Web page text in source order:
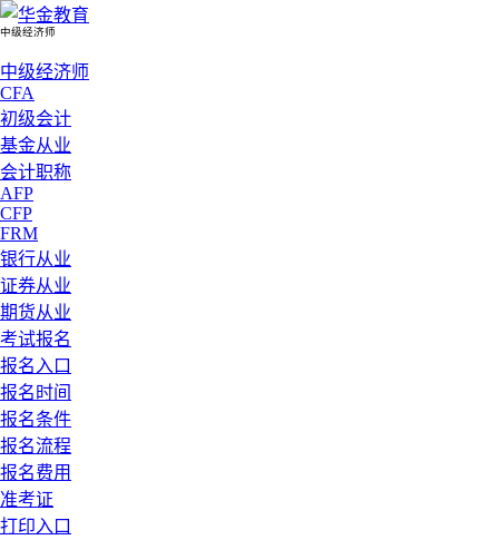
中级经济师
中级经济师
CFA
初级会计
基金从业
会计职称
AFP
CFP
FRM
银行从业
证券从业
期货从业
考试报名
报名入口
报名时间
报名条件
报名流程
报名费用
准考证
打印入口